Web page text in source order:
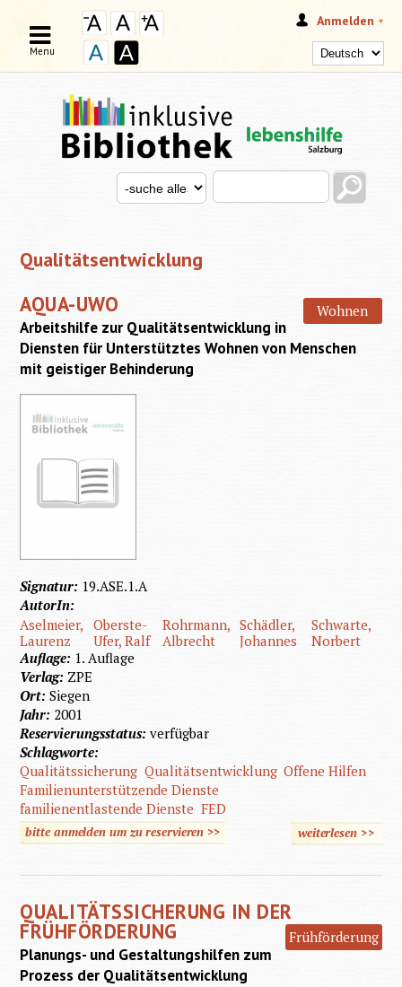
Anmelden
SUCHFORMULAR
Search this site
Search for
Menu
Qualitätsentwicklung
AQUA-UWO Wohnen
Arbeitshilfe zur Qualitätsentwicklung in
Diensten für Unterstütztes Wohnen von Menschen
mit geistiger Behinderung
Signatur: 19.ASE.1.A
AutorIn:
Aselmeier,
Laurenz
Oberste-
Ufer, Ralf
Rohrmann,
Albrecht
Schädler,
Johannes
Schwarte,
Norbert
Auflage: 1. Auflage
Verlag: ZPE
Ort:Siegen
Jahr: 2001
Reservierungsstatus:verfügbar
Schlagworte:
Qualitätssicherung Qualitätsentwicklung Offene Hilfen
Familienunterstützende Dienste
familienentlastende Dienste FED
bitte anmelden um zu reservieren >> weiterlesen
über
>>
QUALITÄTSSICHERUNG IN DER
FRÜHFÖRDERUNG Frühförderung
Planungs- und Gestaltungshilfen zum
Prozess der Qualitätsentwicklung